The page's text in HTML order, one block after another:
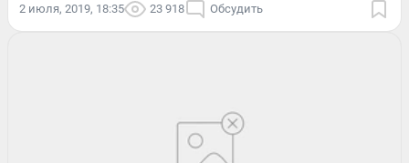
2 июля, 2019, 18:35 23 918 Обсудить